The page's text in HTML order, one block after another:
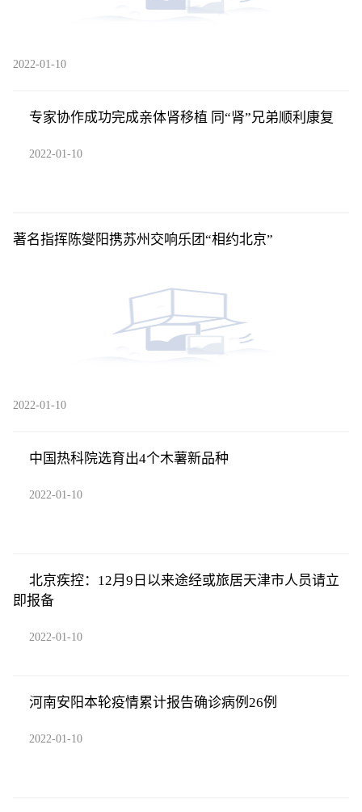
2022-01-10
专家协作成功完成亲体肾移植 同“肾”兄弟顺利康复
2022-01-10
著名指挥陈燮阳携苏州交响乐团“相约北京”
2022-01-10
中国热科院选育出4个木薯新品种
2022-01-10
北京疾控：12月9日以来途经或旅居天津市人员请立
即报备
2022-01-10
河南安阳本轮疫情累计报告确诊病例26例
2022-01-10